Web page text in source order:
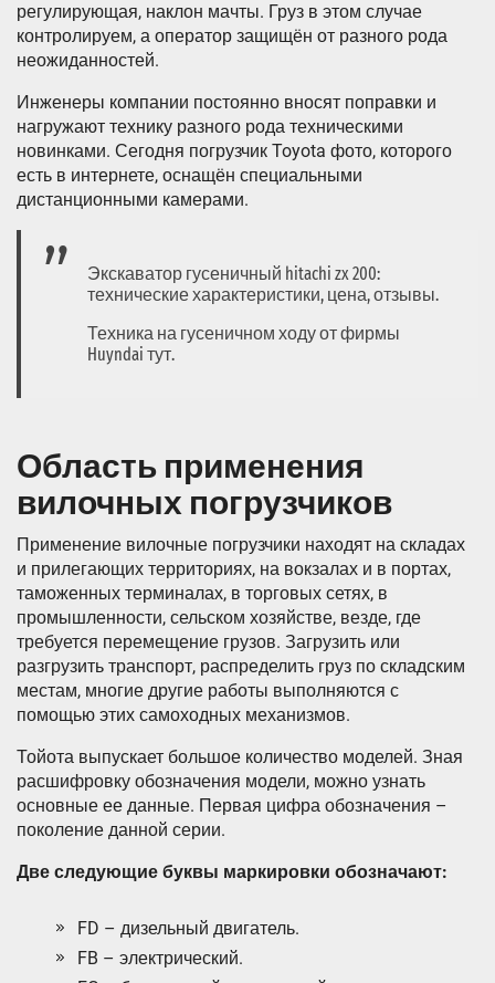
регулирующая, наклон мачты. Груз в этом случае
контролируем, а оператор защищён от разного рода
неожиданностей.
Инженеры компании постоянно вносят поправки и
нагружают технику разного рода техническими
новинками. Сегодня погрузчик Toyota фото, которого
есть в интернете, оснащён специальными
дистанционными камерами.
Экскаватор гусеничный hitachi zx 200:
технические характеристики, цена, отзывы.
Техника на гусеничном ходу от фирмы
Huyndai тут.
Область применения
вилочных погрузчиков
Применение вилочные погрузчики находят на складах
и прилегающих территориях, на вокзалах и в портах,
таможенных терминалах, в торговых сетях, в
промышленности, сельском хозяйстве, везде, где
требуется перемещение грузов. Загрузить или
разгрузить транспорт, распределить груз по складским
местам, многие другие работы выполняются с
помощью этих самоходных механизмов.
Тойота выпускает большое количество моделей. Зная
расшифровку обозначения модели, можно узнать
основные ее данные. Первая цифра обозначения –
поколение данной серии.
Две следующие буквы маркировки обозначают:
FD – дизельный двигатель.
FB – электрический.